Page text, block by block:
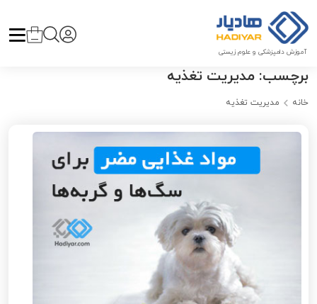
آموزش دامپزشکی و علوم زیستی
برچسب: مدیریت تغذیه
خانه مدیریت تغذیه